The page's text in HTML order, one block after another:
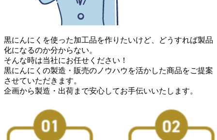
黒にんにくを使った加工品を作りたいけど、どうすれば製品
化になるのか分からない。
そんな時は当社にお任せください！
黒にんにくの製造・販売のノウハウを活かした商品をご提案
させていただきます。
企画から製造・出荷まで安心してお手伝いいたします。